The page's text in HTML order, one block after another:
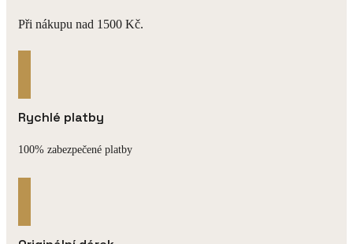
Při nákupu nad 1500 Kč.
Rychlé platby
100% zabezpečené platby